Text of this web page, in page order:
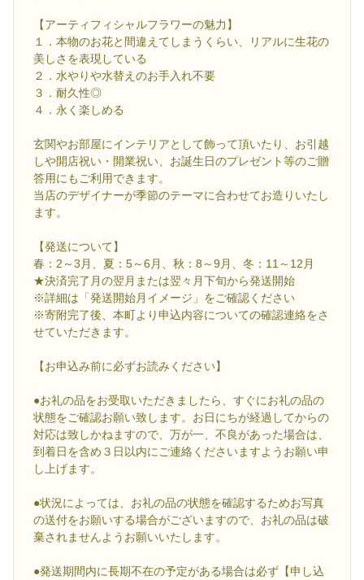
【アーティフィシャルフラワーの魅力】
１．本物のお花と間違えてしまうくらい、リアルに生花の
美しさを表現している
２．水やりや水替えのお手入れ不要
３．耐久性◎
４．永く楽しめる
玄関やお部屋にインテリアとして飾って頂いたり、お引越
しや開店祝い・開業祝い、お誕生日のプレゼント等のご贈
答用にもご利用できます。
当店のデザイナーが季節のテーマに合わせてお造りいたし
ます。
【発送について】
春：2～3月、夏：5～6月、秋：8～9月、冬：11～12月
★決済完了月の翌月または翌々月下旬から発送開始
※詳細は「発送開始月イメージ」をご確認ください
※寄附完了後、本町より申込内容についての確認連絡をさ
せていただきます。
【お申込み前に必ずお読みください】
●お礼の品をお受取いただきましたら、すぐにお礼の品の
状態をご確認お願い致します。お日にちが経過してからの
対応は致しかねますので、万が一、不良があった場合は、
到着日を含め３日以内にご連絡くださいますようお願い申
し上げます。
●状況によっては、お礼の品の状態を確認するためお写真
の送付をお願いする場合がございますので、お礼の品は破
棄されませんようお願いいたします。
●発送期間内に長期不在の予定がある場合は必ず【申し込